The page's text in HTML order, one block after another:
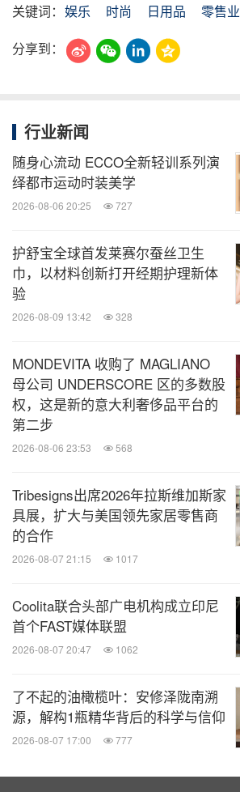
关键词： 娱乐 时尚 日用品
零售业
分享到：
行业新闻
随身心流动 ECCO全新轻训系列演
绎都市运动时装美学
2026-08-06 20:25 727
护舒宝全球首发莱赛尔蚕丝卫生
巾，以材料创新打开经期护理新体
验
2026-08-09 13:42 328
MONDEVITA 收购了 MAGLIANO
母公司 UNDERSCORE 区的多数股
权，这是新的意大利奢侈品平台的
第二步
2026-08-06 23:53 568
Tribesigns出席2026年拉斯维加斯家
具展，扩大与美国领先家居零售商
的合作
2026-08-07 21:15 1017
Coolita联合头部广电机构成立印尼
首个FAST媒体联盟
2026-08-07 20:47 1062
了不起的油橄榄叶：安修泽陇南溯
源，解构1瓶精华背后的科学与信仰
2026-08-07 17:00 777